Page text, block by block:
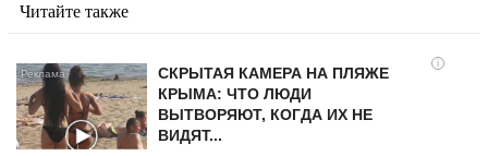
Читайте также
i
СКРЫТАЯ КАМЕРА НА ПЛЯЖЕ
КРЫМА: ЧТО ЛЮДИ
ВЫТВОРЯЮТ, КОГДА ИХ НЕ
ВИДЯТ...